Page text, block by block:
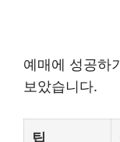
예매에 성공하
보았습니다.
팁